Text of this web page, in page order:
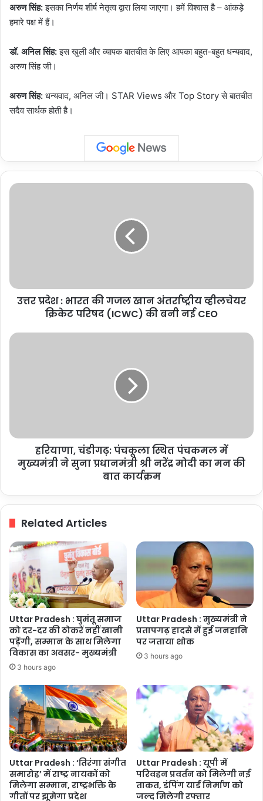
अरुण सिंह:इसका निर्णय शीर्ष नेतृत्व द्वारा लिया जाएगा। हमें विश्वास है – आंकड़े
हमारे पक्ष में हैं।
डॉ. अनिल सिंह:इस खुली और व्यापक बातचीत के लिए आपका बहुत-बहुत धन्यवाद,
अरुण सिंह जी।
अरुण सिंह: धन्यवाद, अनिल जी। STAR Views और Top Story से बातचीत
सदैव सार्थक होती है।
उत्तर
व्हीलचेयर
क्रिकेट
की
उत्तर प्रदेश : भारत की गजल खान अंतर्राष्ट्रीय व्हीलचेयर
क्रिकेट परिषद (ICWC) की बनी नई CEO
हरियाणा,
सुना
प्रधानमंत्री
श्री
कार्यक्रम
हरियाणा, चंडीगढ़: पंचकूला स्थित पंचकमल में
मुख्यमंत्री ने सुना प्रधानमंत्री श्री नरेंद्र मोदी का मन की
बात कार्यक्रम
Related Articles
Uttar Pradesh : घुमंतू समाज
को दर-दर की ठोकरें नहीं खानी
पड़ेंगी, सम्मान के साथ मिलेगा
विकास का अवसर- मुख्यमंत्री
3 hours ago
Uttar Pradesh : मुख्यमंत्री ने
प्रतापगढ़ हादसे में हुई जनहानि
पर जताया शोक
3 hours ago
Uttar Pradesh : ‘तिरंगा संगीत
समारोह’ में राष्ट्र नायकों को
मिलेगा सम्मान, राष्ट्रभक्ति के
गीतों पर झूमेगा प्रदेश
Uttar Pradesh : यूपी में
परिवहन प्रवर्तन को मिलेगी नई
ताकत, डंपिंग यार्ड निर्माण को
जल्द मिलेगी रफ्तार